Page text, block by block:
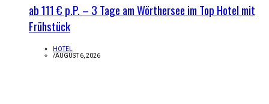
ab 111 € p.P. – 3 Tage am Wörthersee im Top Hotel mit
Frühstück
HOTEL
/AUGUST 6, 2026